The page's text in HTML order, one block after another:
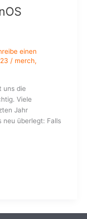
einen
/ merch,
uns die
Viele
Jahr
neu überlegt: Falls